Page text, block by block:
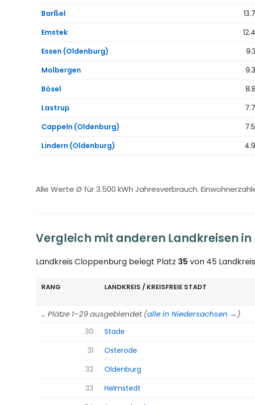
Barßel
Emstek
Essen (Oldenburg)
Molbergen
Bösel
Lastrup
Cappeln (Oldenburg)
Lindern (Oldenburg)
Alle Werte Ø für 3.500 kWh Jahresverbrauch.
Vergleich mit anderen Landkreisen
Landkreis Cloppenburg belegt Platz 35 von 45
RANG LANDKREIS / KREISFREIE STADT
… Plätze 1–29 ausgeblendet (alle in Niedersachsen → )
30 Stade
31
Osterode
32
Oldenburg
33
Helmstedt